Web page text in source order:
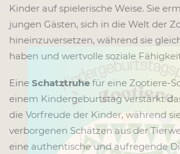
Kinder auf spielerische Weise. Sie
jungen Gästen, sich in die Welt der
hineinzuversetzen, während sie
haben und wertvolle soziale
Eine Schatztruhe für eine Zootiere-
einem Kindergeburtstag verstärkt
die Vorfreude der Kinder, während
verborgenen Schätzen aus der
eine authentische und aufregende